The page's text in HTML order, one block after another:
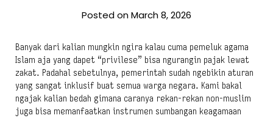
Posted on March 8, 2026
Banyak dari kalian mungkin ngira kalau cuma pemeluk agama
Islam aja yang dapet “privilese” bisa ngurangin pajak lewat
zakat. Padahal sebetulnya, pemerintah sudah ngebikin aturan
yang sangat inklusif buat semua warga negara. Kami bakal
ngajak kalian bedah gimana caranya rekan-rekan non-muslim
juga bisa memanfaatkan instrumen sumbangan keagamaan